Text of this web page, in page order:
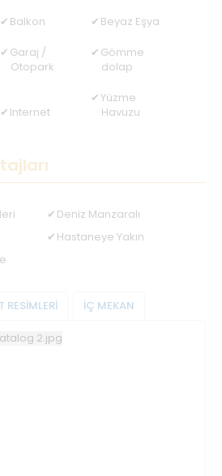
Balkon
Beyaz Eşya
Garaj /
Otopark
Gömme
dolap
Internet
Yüzme
Havuzu
Deniz Manzaralı
Hastaneye Yakın
RESİMLERİ İÇ MEKAN